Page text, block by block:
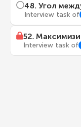
48. Угол
Interview task of
52.
Interview task of